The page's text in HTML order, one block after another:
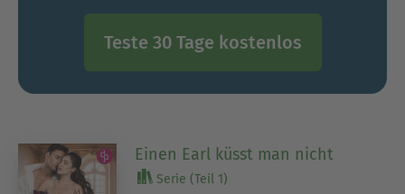
Teste 30 Tage kostenlos
Einen Earl küsst man nicht
Serie (Teil 1)